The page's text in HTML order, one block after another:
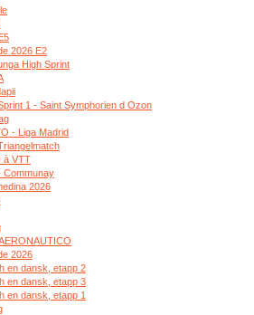
2026 E2
High Sprint
1 - Saint Symphorien d Ozon
- Liga Madrid
à VTT
Communay
2026
2026
en dansk, etapp 2
en dansk, etapp 3
en dansk, etapp 1